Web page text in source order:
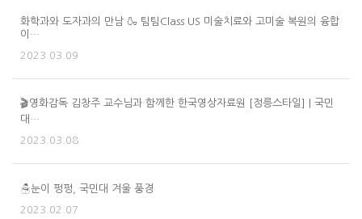
화학과와 도자과의 만남 🍶 팀팀Class US 미술치료와 고미술 복원의 융합
이…
2023.03.09
🎬영화감독 김창주 교수님과 함께한 한국영상자료원 [정릉스타일] | 국민
대…
2023.03.08
☃눈이 펑펑, 국민대 겨울 풍경
2023.02.07